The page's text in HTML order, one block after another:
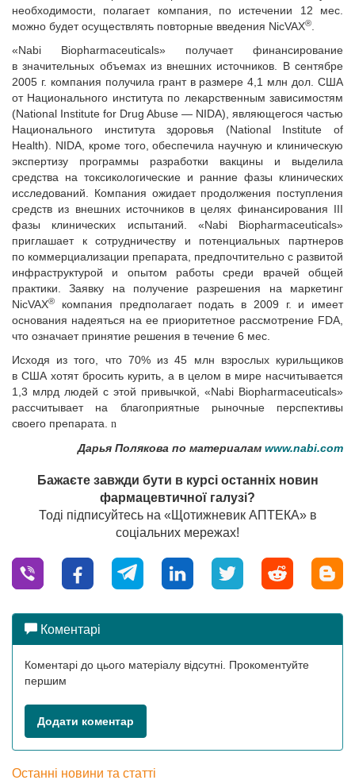
необходимости, полагает компания, по истечении 12 мес.
можно будет осуществлять повторные введения NicVAX®
«Nabi Biopharmaceuticals» получает финансирование
в значительных объемах из внешних источников. В сентябре
2005 г. компания получила грант в размере 4,1 млн дол. США
от Национального института по лекарственным зависимостям
(National Institute for Drug Abuse — NIDA), являющегося частью
Национального института здоровья (National Institute of
Health). NIDA, кроме того, обеспечила научную и клиническую
экспертизу программы разработки вакцины и выделила
средства на токсикологические и ранние фазы клинических
исследований. Компания ожидает продолжения поступления
средств из внешних источников в целях финансирования III
фазы клинических испытаний. «Nabi Biopharmaceuticals»
приглашает к сотрудничеству и потенциальных партнеров
по коммерциализации препарата, предпочтительно с развитой
инфраструктурой и опытом работы среди врачей общей
практики. Заявку на получение разрешения на маркетинг
NicVAX®
компания предполагает подать в 2009 г. и имеет
основания надеяться на ее приоритетное рассмотрение FDA,
что означает принятие решения в течение 6 мес.
Исходя из того, что 70% из 45 млн взрослых курильщиков
в США хотят бросить курить, а в целом в мире насчитывается
1,3 млрд людей с этой привычкой, «Nabi Biopharmaceuticals»
рассчитывает на благоприятные рыночные перспективы
своего препарата. n
Дарья Полякова по материалам www.nabi.com
Бажаєте завжди бути в курсі останніх новин
фармацевтичної галузі?
Тоді підписуйтесь на «Щотижневик АПТЕКА» в
соціальних мережах!
Коментарі
Коментарі до цього матеріалу відсутні. Прокоментуйте
першим
Додати коментар
Останні новини та статті